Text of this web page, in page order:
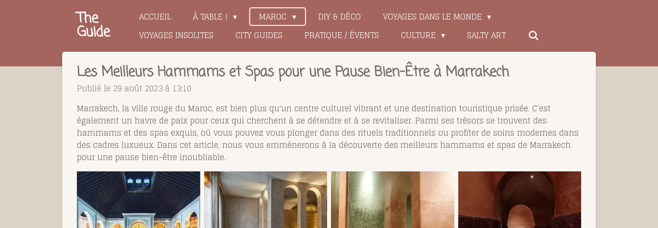
The
Guide
ACCUEIL À TABLE ! MAROC DIY & DÉCO
VOYAGES DANS LE MONDE
VOYAGES INSOLITES
CITY GUIDES PRATIQUE / ÉVENTS CULTURE SALTY ART
Les Meilleurs Hammams et Spas pour une Pause Bien-Être à Marrakech
Publié le 29 août 2023 à 13:10
Marrakech, la ville rouge du Maroc, est bien plus qu'un centre culturel vibrant et une destination touristique prisée. C’est
également un havre de paix pour ceux qui cherchent à se détendre et à se revitaliser. Parmi ses trésors se trouvent des
hammams et des spas exquis, où vous pouvez vous plonger dans des rituels traditionnels ou profiter de soins modernes dans
des cadres luxueux. Dans cet article, nous vous emmènerons à la découverte des meilleurs hammams et spas de Marrakech
pour une pause bien-être inoubliable.